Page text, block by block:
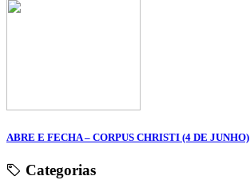
ABRE E FECHA – CORPUS CHRISTI (4 DE JUNHO)
Categorias